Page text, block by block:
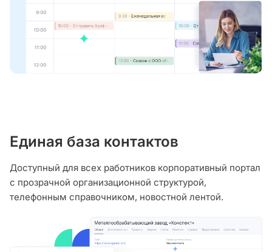
Единая база контактов
Доступный для всех работников корпоративный портал
с прозрачной организационной структурой,
телефонным справочником, новостной лентой.